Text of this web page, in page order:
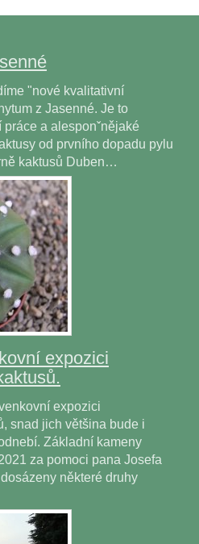
"nové kvalitativní
z Jasenné. Je to
a alesponˇnějaké
od prvního dopadu pylu
kaktusů Duben…
expozici
expozici
snad jich většina bude i
Základní kameny
za pomoci pana Josefa
některé druhy